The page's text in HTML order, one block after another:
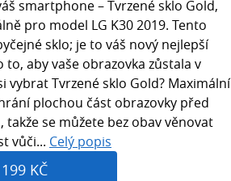
smartphone – Tvrzené sklo Gold,
pro model LG K30 2019. Tento
sklo; je to váš nový nejlepší
aby vaše obrazovka zůstala v
vybrat Tvrzené sklo Gold? Maximální
plochou část obrazovky před
se můžete bez obav věnovat
vůči... Celý popis
KČ